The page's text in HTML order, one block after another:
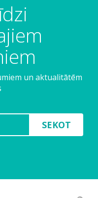
un aktualitātēm
SEKOT